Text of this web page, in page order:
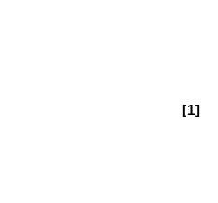
[1]